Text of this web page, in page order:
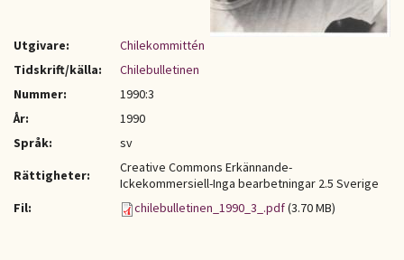
Utgivare:
Chilekommittén
Tidskrift/källa:
Chilebulletinen
Nummer:
1990:3
År:
1990
Språk:
sv
Rättigheter:
Creative Commons Erkännande-
Ickekommersiell-Inga bearbetningar 2.5 Sverige
Fil:
chilebulletinen_1990_3_.pdf(3.70 MB)